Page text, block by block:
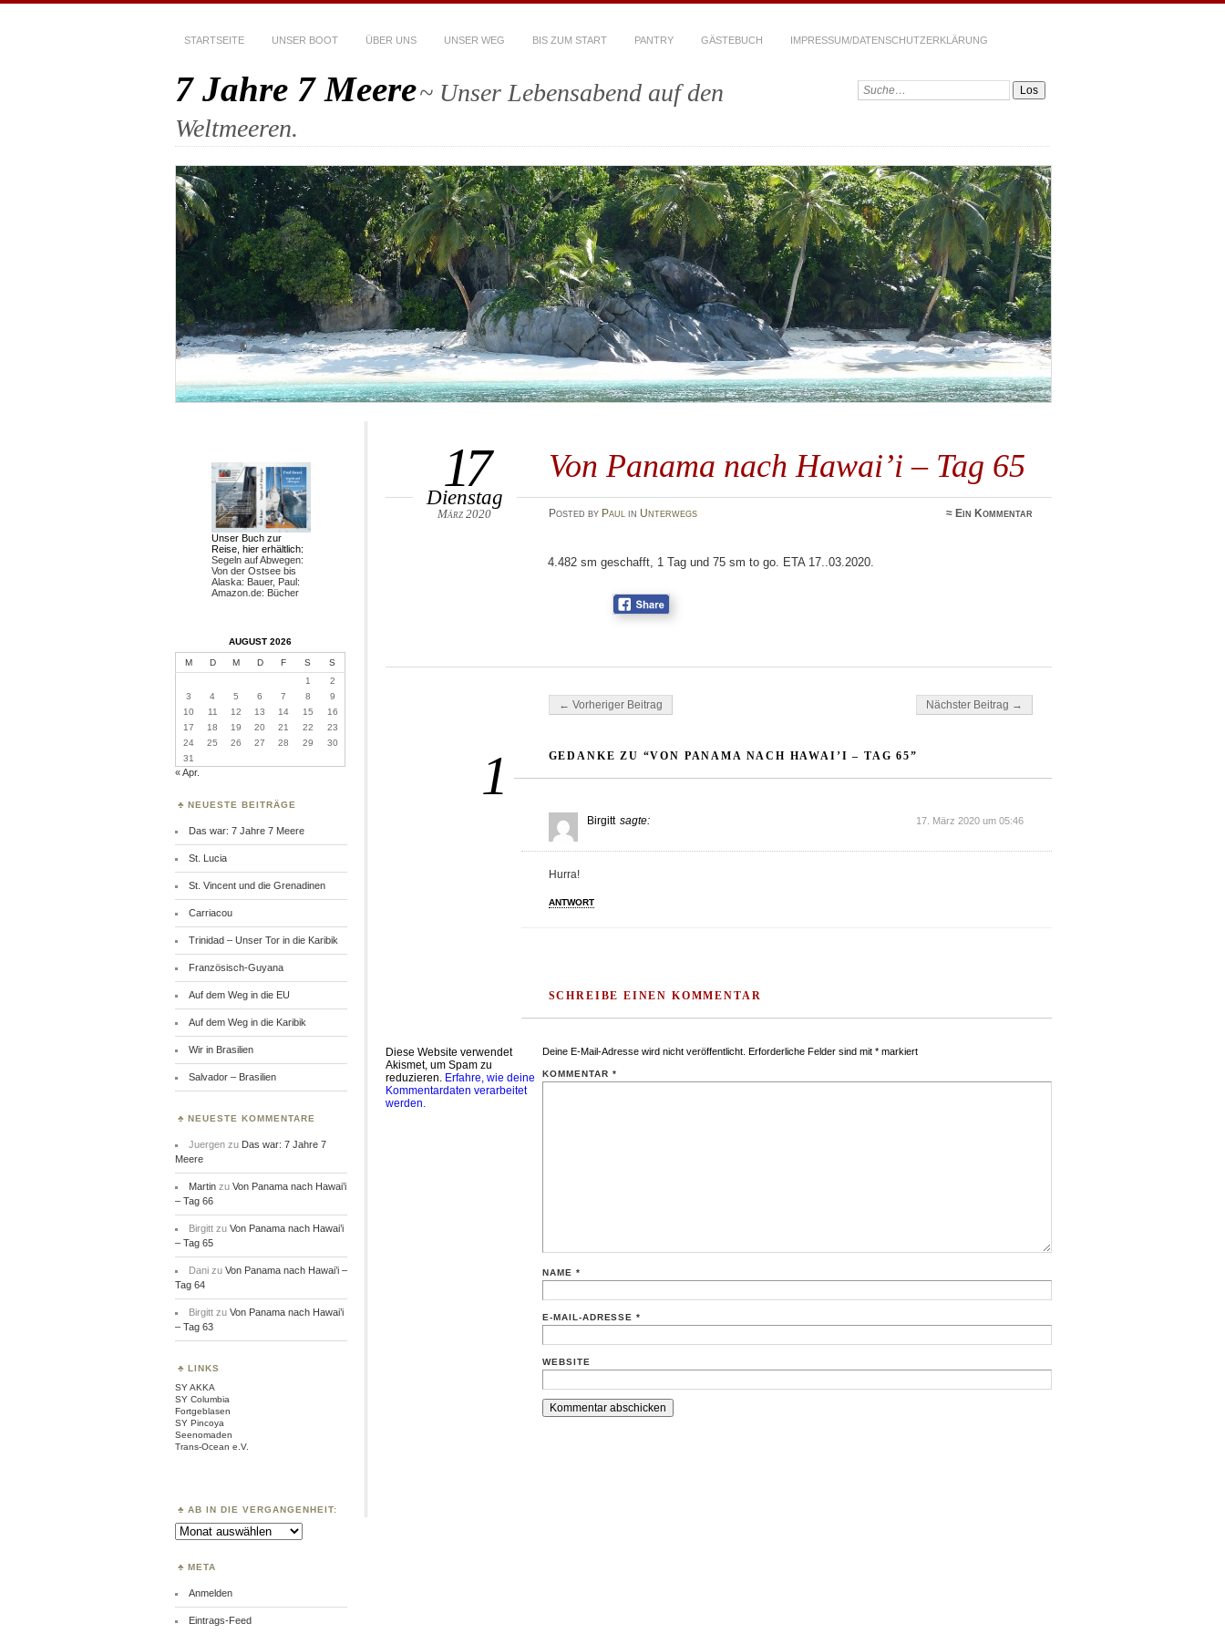
STARTSEITE UNSER BOOT ÜBER UNS UNSER WEG BIS ZUM START PANTRY GÄSTEBUCH IMPRESSUM/DATENSCHUTZERKLÄRUNG
7 Jahre 7 Meere~ Unser Lebensabend auf den
Weltmeeren.
Suchen:
Von Panama nach Hawai’i – Tag 65
17
Dienstag
März 2020 Posted by Paulin Unterwegs ≈ Ein Kommentar
4.482 sm geschafft, 1 Tag und 75 sm to go. ETA 17..03.2020.
Beitragsnavigation
← Vorheriger Beitrag Nächster Beitrag →
1 GEDANKE ZU “VON PANAMA NACH HAWAI’I – TAG 65”
Birgitt sagte: 17. März 2020 um 05:46
Hurra!
ANTWORT
SCHREIBE EINEN KOMMENTAR
Deine E-Mail-Adresse wird nicht veröffentlicht. Erforderliche Felder sind mit *markiert
KOMMENTAR *
NAME *
E-MAIL-ADRESSE*
WEBSITE
Diese Website verwendet
Akismet, um Spam zu
reduzieren. Erfahre, wie deine
Kommentardaten verarbeitet
werden.
Unser Buch zur
Reise, hier erhältlich:
Segeln auf Abwegen:
Von der Ostsee bis
Alaska: Bauer, Paul:
Amazon.de: Bücher
AUGUST 2026
M D M D F S
S
1
2
3
4 5 6 7 8
9
10
11 12 13 14 15
16
17
18 19 20 21 22
23
24
25 26 27 28 29
30
31
« Apr.
NEUESTE BEITRÄGE
Das war: 7 Jahre 7 Meere
St. Lucia
St. Vincent und die Grenadinen
Carriacou
Trinidad – Unser Tor in die Karibik
Französisch-Guyana
Auf dem Weg in die EU
Auf dem Weg in die Karibik
Wir in Brasilien
Salvador – Brasilien
NEUESTE KOMMENTARE
Juergenzu Das war: 7 Jahre 7
Meere
Martinzu Von Panama nach Hawai’i
– Tag 66
Birgittzu Von Panama nach Hawai’i
– Tag 65
Danizu Von Panama nach Hawai’i –
Tag 64
Birgittzu Von Panama nach Hawai’i
– Tag 63
LINKS
SY AKKA
SY Columbia
Fortgeblasen
SY Pincoya
Seenomaden
Trans-Ocean e.V.
AB IN DIE VERGANGENHEIT:
Ab
in
META
Anmelden
Eintrags-Feed